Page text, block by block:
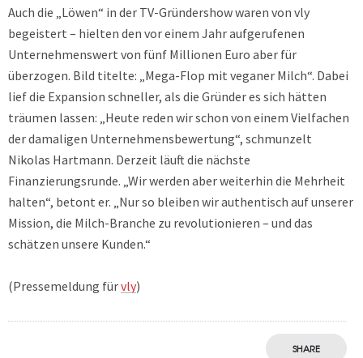
Auch die „Löwen“ in der TV-Gründershow waren von vly
begeistert – hielten den vor einem Jahr aufgerufenen
Unternehmenswert von fünf Millionen Euro aber für
überzogen. Bild titelte: „Mega-Flop mit veganer Milch“. Dabei
lief die Expansion schneller, als die Gründer es sich hätten
träumen lassen: „Heute reden wir schon von einem Vielfachen
der damaligen Unternehmensbewertung“, schmunzelt
Nikolas Hartmann. Derzeit läuft die nächste
Finanzierungsrunde. „Wir werden aber weiterhin die Mehrheit
halten“, betont er. „Nur so bleiben wir authentisch auf unserer
Mission, die Milch-Branche zu revolutionieren – und das
schätzen unsere Kunden.“
(Pressemeldung fürvly)
SHARE